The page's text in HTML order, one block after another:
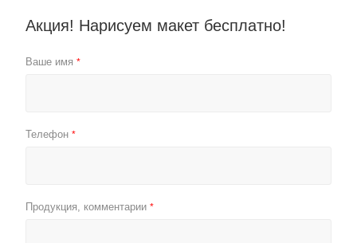
Акция! Нарисуем макет бесплатно!
Ваше имя *
Телефон *
Продукция, комментарии *